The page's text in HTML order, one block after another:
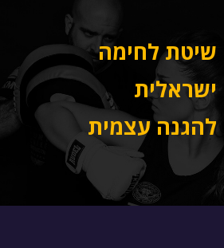
שיטת לחימה
ישראלית
להגנה עצמית